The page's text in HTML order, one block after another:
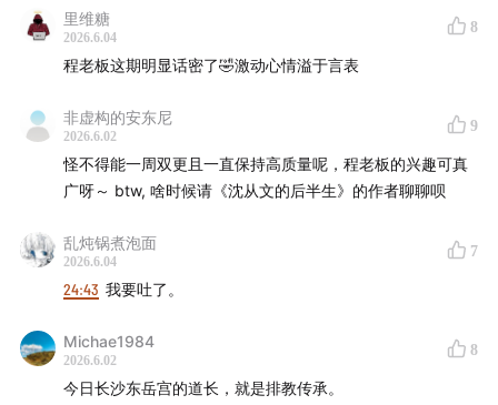
《忽左忽右》的卖书业务上线了！这次不仅汇集了节目中
深入讨论过的书籍，还有主播个人精选书籍，含少量签名
版及稀有原版，完整的书目信息及购买方式，前往微信公
众号「忽左忽右leftright」，回复「买书」 即可获取。书
目将不定期更新，欢迎常来看看。
- 制作团队 -
声音设计 hotair
节目统筹 禾放
节目运营 小米粒
里维糖
2026.6.04
8
程老板这期明显话密了🤣激动心情溢于言表
非虚构的安东尼
2026.6.02
9
怪不得能一周双更且一直保持高质量呢，程老板的兴趣可真
广呀～ btw, 啥时候请《沈从文的后半生》的作者聊聊呗
乱炖锅煮泡面
2026.6.04
7
24:43 我要吐了。
Michae1984
2026.6.02
8
今日长沙东岳宫的道长，就是排教传承。